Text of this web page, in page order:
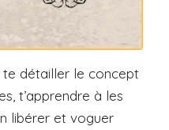
te détailler le concept
t’apprendre à les
libérer et voguer